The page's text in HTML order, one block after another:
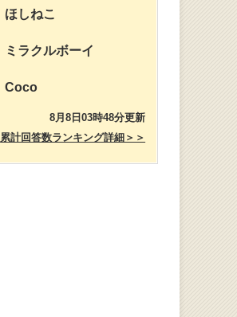
ほしねこ
ミラクルボーイ
Coco
8月8日03時48分更新
累計回答数ランキング詳細＞＞